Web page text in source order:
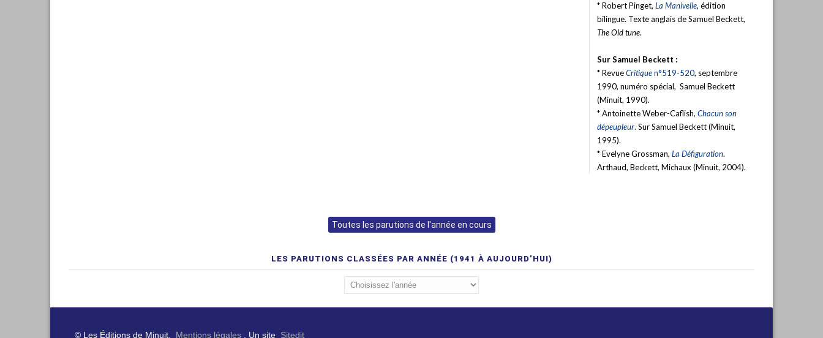
* Robert Pinget, La Manivelle, édition
bilingue. Texte anglais de Samuel Beckett,
The Old tune.
Sur Samuel Beckett :
* RevueCritiquen°519-520, septembre
1990, numéro spécial, Samuel Beckett
(Minuit, 1990).
* Antoinette Weber-Caflish, Chacun son
dépeupleur. Sur Samuel Beckett (Minuit,
1995).
* Evelyne Grossman, La Défiguration.
Arthaud, Beckett, Michaux (Minuit, 2004).
Toutes les parutions de l'année en cours
LES PARUTIONS CLASSÉES PAR ANNÉE (1941 À AUJOURD’HUI)
© Les Éditions de Minuit. Mentions légales . Un site Sitedit